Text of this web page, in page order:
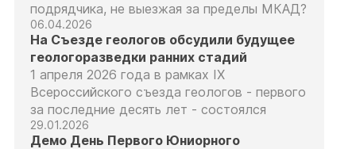
подрядчика, не выезжая за пределы МКАД?
06.04.2026
На Съезде геологов обсудили будущее
геологоразведки ранних стадий
1 апреля 2026 года в рамках IX
Всероссийского съезда геологов - первого
за последние десять лет - состоялся
29.01.2026
Демо День Первого Юниорного